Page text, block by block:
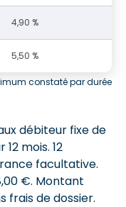
4,90 %
5,50 %
constaté par durée
débiteur fixe de
12 mois. 12
facultative.
€. Montant
frais de dossier.